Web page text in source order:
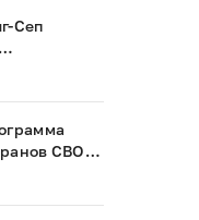
Сеп
СВО и